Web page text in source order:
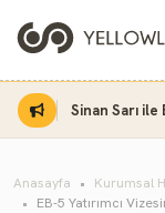
Anasayfa
Kurumsal
EB-5 Yatırımcı